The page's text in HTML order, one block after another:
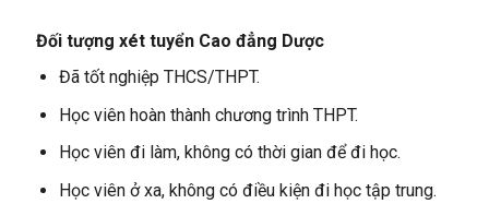
Đối tượng xét tuyển Cao đẳng Dược
Đã tốt nghiệp THCS/THPT.
Học viên hoàn thành chương trình THPT.
Học viên đi làm, không có thời gian để đi học.
Học viên ở xa, không có điều kiện đi học tập trung.